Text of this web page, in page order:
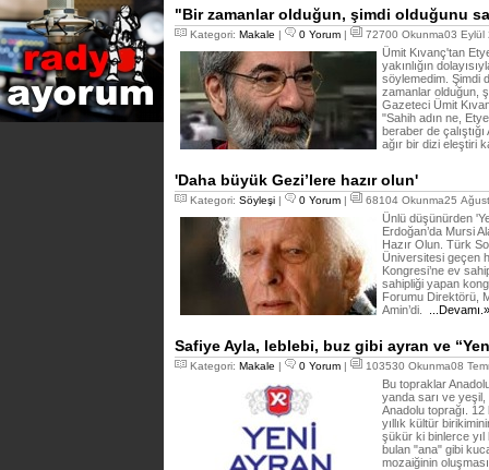
"Bir zamanlar olduğun, şimdi olduğunu
Kategori: Makale | 0 Yorum | 72700 Okunma03
Ümit Kıvanç'tan
yakınlığın
söylemedim. Şimdi
zamanlar olduğun,
Gazeteci Ümit
"Sahih adın ne,
beraber de
ağır bir dizi eleştiri
'Daha büyük Gezi’lere hazır olun'
Kategori: Söyleşi | 0 Yorum | 68104 Okunma25
Ünlü düşünürden
Erdoğan’da Mursi
Hazır Olun. Türk
Üniversitesi geçen
Kongresi’ne ev
sahipliği yapan
Forumu Direktörü,
Amin’di.
...Devamı.»
Safiye Ayla, leblebi, buz gibi ayran ve
Kategori: Makale | 0 Yorum | 103530 Okunma08
Bu topraklar
yanda sarı ve
Anadolu toprağı. 12
yıllık kültür
şükür ki binlerce yıl
bulan "ana" gibi
mozaiğinin